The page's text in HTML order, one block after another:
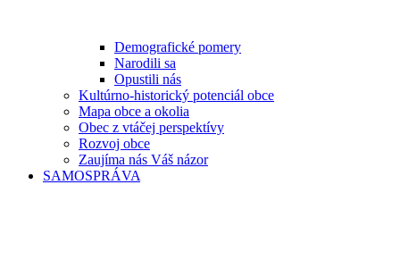
Demografické pomery
Narodili sa
Opustili nás
Kultúrno-historický potenciál obce
Mapa obce a okolia
Obec z vtáčej perspektívy
Rozvoj obce
Zaujíma nás Váš názor
SAMOSPRÁVA